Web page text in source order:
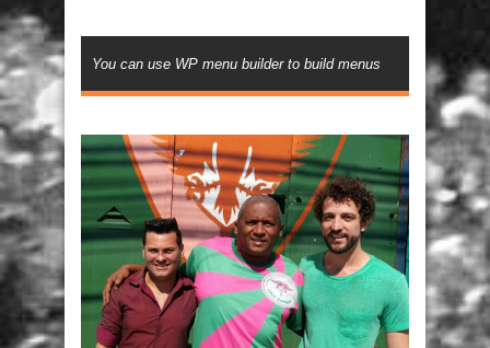
You can use WP menu builder to build menus